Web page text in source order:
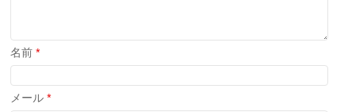
名前*
メール*